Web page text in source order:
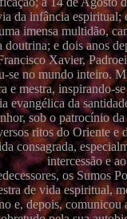
da infância
imensa multidão,
e dois anos
Xavier,
se no mundo inteiro.
e mestra, inspirando-
evangélica da
sob o patrocínio
ritos do Oriente
consagrada,
intercessão e
os Sumos
de vida espiritual,
e, depois,